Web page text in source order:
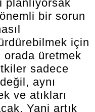
bir sorun
için
orada üretmek
sadece
aynı
ve atıkları
Yani artık